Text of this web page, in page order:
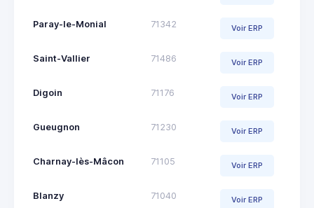
Paray-le-Monial 71342 Voir ERP
Saint-Vallier 71486 Voir ERP
Digoin 71176 Voir ERP
Gueugnon 71230 Voir ERP
Charnay-lès-Mâcon 71105 Voir ERP
Blanzy 71040 Voir ERP